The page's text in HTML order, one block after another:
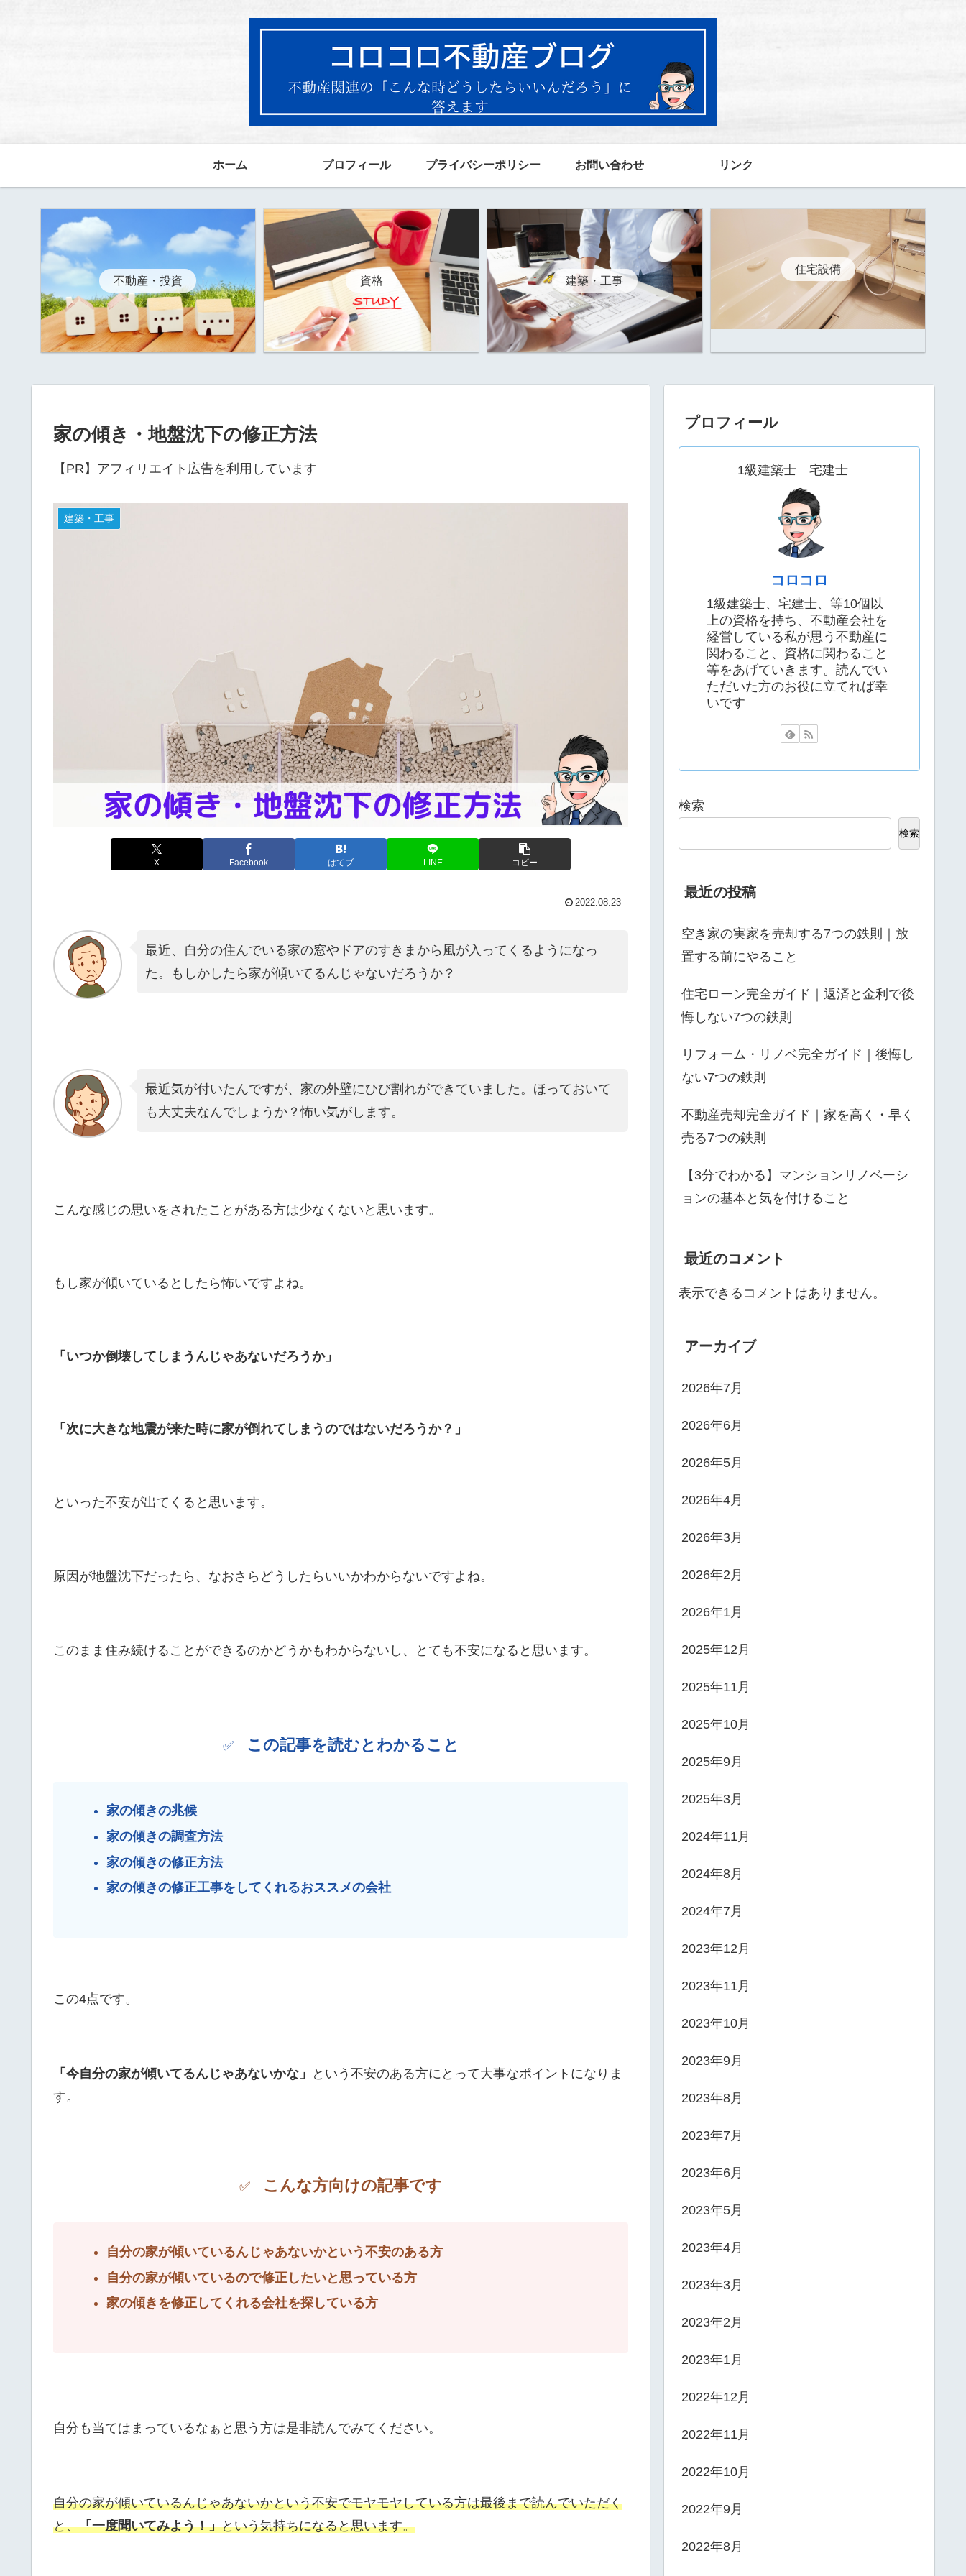
ホーム プロフィール プライバシーポリシー お問い合わせ リンク
不動産・投資 資格 建築・工事
住宅設備
家の傾き・地盤沈下の修正方法
【PR】アフィリエイト広告を利用しています
建築・工事
X Facebook はてブ LINE コピー
2022.08.23
最近、自分の住んでいる家の窓やドアのすきまから風が入ってくるようになっ
た。もしかしたら家が傾いてるんじゃないだろうか？
最近気が付いたんですが、家の外壁にひび割れができていました。ほっておいて
も大丈夫なんでしょうか？怖い気がします。
こんな感じの思いをされたことがある方は少なくないと思います。
もし家が傾いているとしたら怖いですよね。
「いつか倒壊してしまうんじゃあないだろうか」
「次に大きな地震が来た時に家が倒れてしまうのではないだろうか？」
といった不安が出てくると思います。
原因が地盤沈下だったら、なおさらどうしたらいいかわからないですよね。
このまま住み続けることができるのかどうかもわからないし、とても不安になると思います。
✅ この記事を読むとわかること
家の傾きの兆候
家の傾きの調査方法
家の傾きの修正方法
家の傾きの修正工事をしてくれるおススメの会社
この4点です。
「今自分の家が傾いてるんじゃあないかな」
という不安のある方にとって大事なポイントになりま
す。
✅ こんな方向けの記事です
自分の家が傾いているんじゃあないかという不安のある方
自分の家が傾いているので修正したいと思っている方
家の傾きを修正してくれる会社を探している方
自分も当てはまっているなぁと思う方は是非読んでみてください。
自分の家が傾いているんじゃあないかという不安でモヤモヤしている方は最後まで読んでいただく
と、「一度聞いてみよう！」という気持ちになると思います。
プロフィール
1級建築士 宅建士
コロコロ
1級建築士、宅建士、等10個以
上の資格を持ち、不動産会社を
経営している私が思う不動産に
関わること、資格に関わること
等をあげていきます。読んでい
ただいた方のお役に立てれば幸
いです
検索
検索
最近の投稿
空き家の実家を売却する7つの鉄則｜放
置する前にやること
住宅ローン完全ガイド｜返済と金利で後
悔しない7つの鉄則
リフォーム・リノベ完全ガイド｜後悔し
ない7つの鉄則
不動産売却完全ガイド｜家を高く・早く
売る7つの鉄則
【3分でわかる】マンションリノベーシ
ョンの基本と気を付けること
最近のコメント
表示できるコメントはありません。
アーカイブ
2026年7月
2026年6月
2026年5月
2026年4月
2026年3月
2026年2月
2026年1月
2025年12月
2025年11月
2025年10月
2025年9月
2025年3月
2024年11月
2024年8月
2024年7月
2023年12月
2023年11月
2023年10月
2023年9月
2023年8月
2023年7月
2023年6月
2023年5月
2023年4月
2023年3月
2023年2月
2023年1月
2022年12月
2022年11月
2022年10月
2022年9月
2022年8月